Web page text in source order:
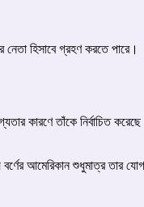
হিসাবে গ্রহণ করতে পারে।
কারণে তাঁকে নির্বাচিত
আমেরিকান শুধুমাত্র তার